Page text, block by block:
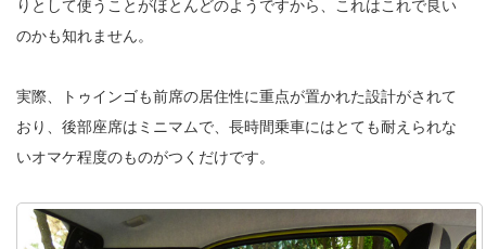
りとして使うことがほとんどのようですから、これはこれで良い
のかも知れません。
実際、トゥインゴも前席の居住性に重点が置かれた設計がされて
おり、後部座席はミニマムで、長時間乗車にはとても耐えられな
いオマケ程度のものがつくだけです。